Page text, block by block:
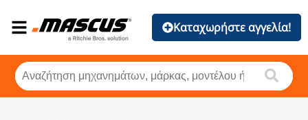
Καταχωρήστε αγγελία!